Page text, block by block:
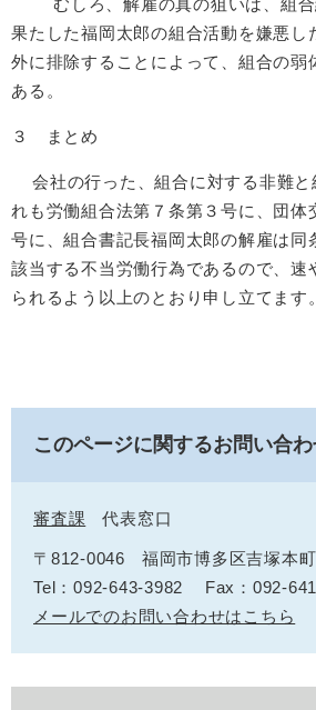
むしろ、解雇の真の狙いは、組合
果たした福岡太郎の組合活動を嫌悪し
外に排除することによって、組合の弱
ある。
３ まとめ
会社の行った、組合に対する非難と
れも労働組合法第７条第３号に、団体
号に、組合書記長福岡太郎の解雇は同
該当する不当労働行為であるので、速
られるよう以上のとおり申し立てます。
このページに関するお問い合
審査課 代表窓口
〒812-0046
福岡市博多区吉塚本
Tel：092-643-3982
Fax：092-
メールでのお問い合わせはこちら